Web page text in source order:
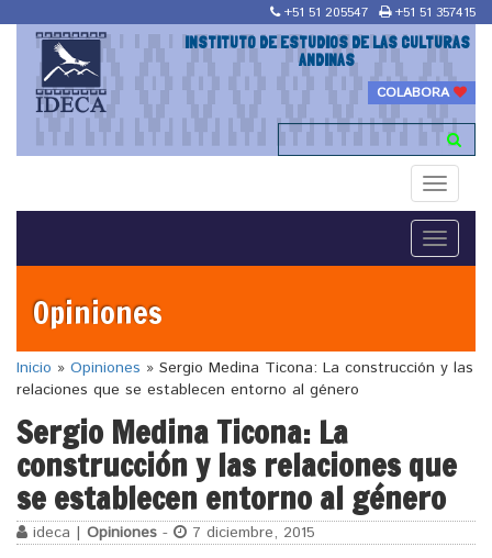
+51 51 205547 +51 51 357415
INSTITUTO DE ESTUDIOS DE LAS CULTURAS
ANDINAS
COLABORA
Toggle
Toggle
Opiniones
Inicio » Opiniones » Sergio Medina Ticona: La construcción y las
relaciones que se establecen entorno al género
Sergio Medina Ticona: La
construcción y las relaciones que
se establecen entorno al género
ideca | Opiniones - 7 diciembre, 2015